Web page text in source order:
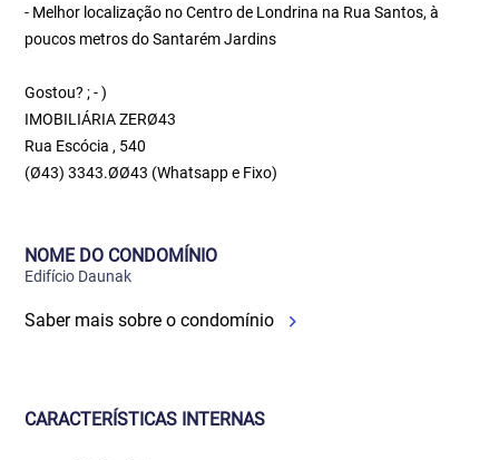
- Melhor localização no Centro de Londrina na Rua Santos, à
poucos metros do Santarém Jardins
Gostou? ; - )
IMOBILIÁRIA ZERØ43
Rua Escócia , 540
(Ø43) 3343.ØØ43 (Whatsapp e Fixo)
NOME DO CONDOMÍNIO
Edifício Daunak
Saber mais sobre o condomínio
CARACTERÍSTICAS INTERNAS